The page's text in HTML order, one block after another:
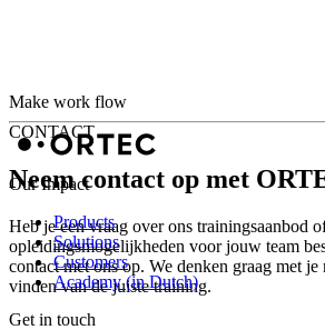
CONTACT
Neem contact op met
Heb je een vraag over ons trainingsaanbod
opleidingsmogelijkheden voor jouw team
contact met ons op. We denken graag met
vinden van de juiste training.
Make work flow
Our Impact
Products
Solutions
Customers
Academy (in Dutch)
Get in touch